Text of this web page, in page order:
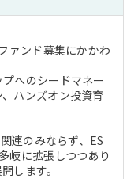
ァンド募集にかかわ
へのシードマネー
ハンズオン投資育
連のみならず、ES
岐に拡張しつつあり
します。